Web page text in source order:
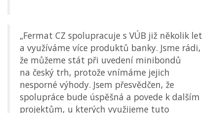
„Fermat CZ spolupracuje s VÚB již několik let
a využíváme více produktů banky. Jsme rádi,
že můžeme stát při uvedení minibondů
na český trh, protože vnímáme jejich
nesporné výhody. Jsem přesvědčen, že
spolupráce bude úspěšná a povede k dalším
projektům, u kterých využijeme tuto